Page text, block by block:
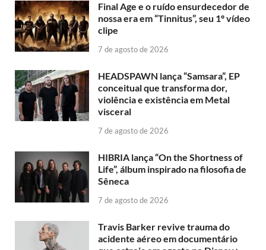
Final Age e o ruído ensurdecedor de
nossa era em “Tinnitus”, seu 1º vídeo
clipe
7 de agosto de 2026
HEADSPAWN lança “Samsara”, EP
conceitual que transforma dor,
violência e existência em Metal
visceral
7 de agosto de 2026
HIBRIA lança “On the Shortness of
Life”, álbum inspirado na filosofia de
Sêneca
7 de agosto de 2026
Travis Barker revive trauma do
acidente aéreo em documentário